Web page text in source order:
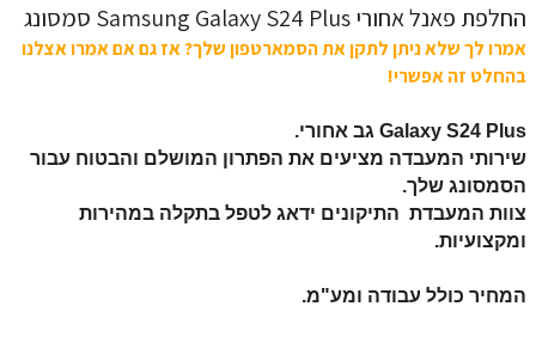
‏החלפת פאנל אחורי Samsung Galaxy S24 Plus סמסונג
אמרו לך שלא ניתן לתקן את הסמארטפון שלך? אז גם אם אמרו אצלנו
בהחלט זה אפשרי!
Galaxy S24 Plus גב אחורי.
שירותי המעבדה מציעים את הפתרון המושלם והבטוח עבור
הסמסונג שלך.
צוות המעבדת התיקונים ידאג לטפל בתקלה במהירות
ומקצועיות.
המחיר כולל עבודה ומע"מ.